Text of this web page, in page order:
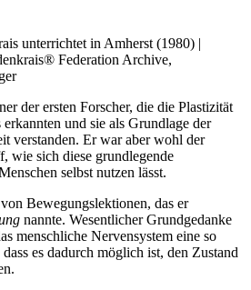
unterrichtet in Amherst (1980) |
Federation Archive,
der ersten Forscher, die die Plastizität
und sie als Grundlage der
verstanden. Er war aber wohl der
wie sich diese grundlegende
selbst nutzen lässt.
Bewegungslektionen, das er
nannte. Wesentlicher Grundgedanke
menschliche Nervensystem eine so
es dadurch möglich ist, den Zustand